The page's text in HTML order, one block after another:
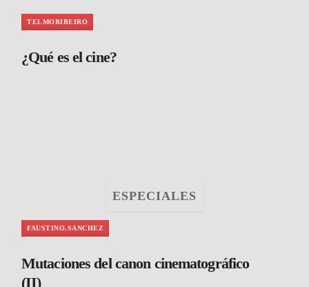
TELMORIBEIRO
¿Qué es el cine?
ESPECIALES
FAUSTINO.SANCHEZ
Mutaciones del canon cinematográfico
(II)